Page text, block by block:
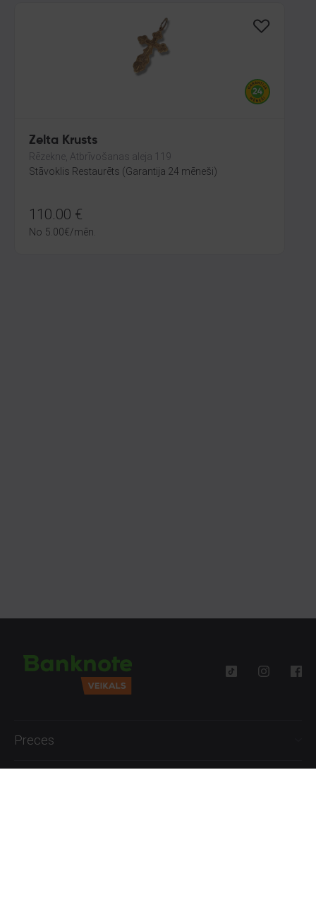
Zelta Krusts
Rēzekne, Atbrīvošanas aleja 119
Stāvoklis Restaurēts (Garantija 24 mēneši)
110.00 €
No 5.00€/mēn.
Preces